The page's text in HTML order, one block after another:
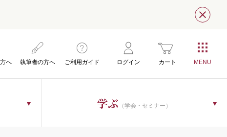
閉じ
へ 執筆者の方へ ご利用ガイド ログイン カート
学ぶ （学会・セミナー）